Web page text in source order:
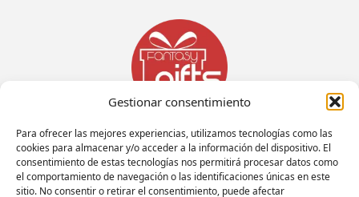
Gestionar consentimiento
Para ofrecer las mejores experiencias, utilizamos tecnologías como las
cookies para almacenar y/o acceder a la información del dispositivo. El
consentimiento de estas tecnologías nos permitirá procesar datos como
el comportamiento de navegación o las identificaciones únicas en este
sitio. No consentir o retirar el consentimiento, puede afectar
About Us